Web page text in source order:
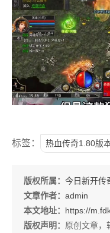
标签： 热血传奇1.80版
版权所属： 今日新开传
文章作者： admin
本文地址： https://
版权声明： 原创文章，